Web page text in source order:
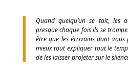
Quand quelqu’un se tait, les
presque chaque fois ils se
être que les écrivains dont
mieux tout expliquer tout le
de les laisser projeter sur le